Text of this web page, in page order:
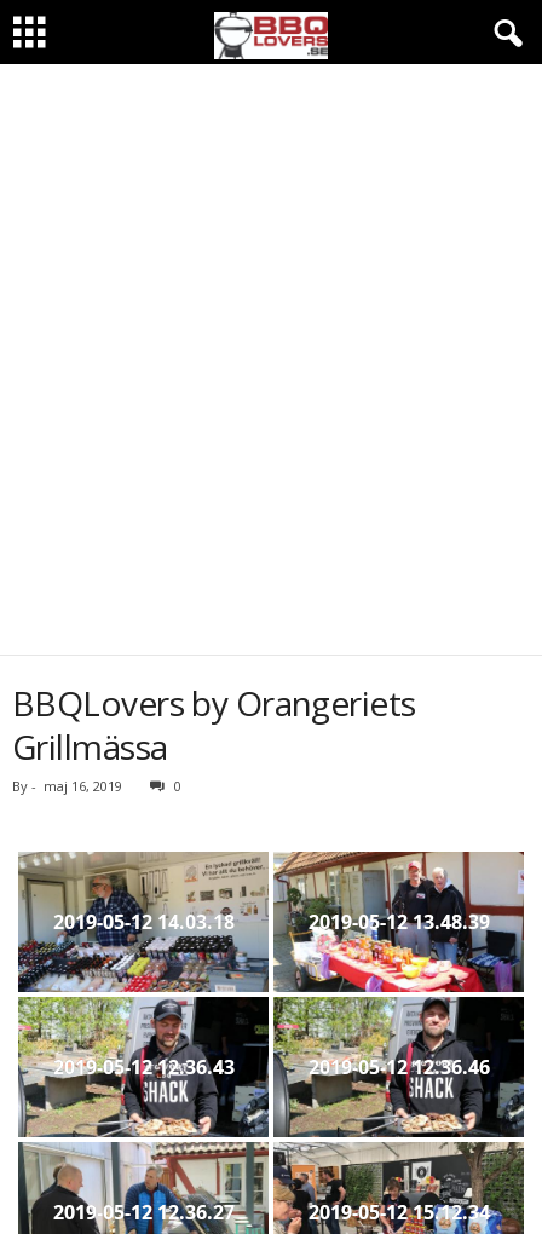
BBQLovers by Orangeriets
Grillmässa
By - maj 16, 2019 0
2019-05-12 14.03.18 2019-05-12 13.48.39
2019-05-12 12.36.43 2019-05-12 12.36.46
2019-05-12 12.36.27 2019-05-12 15.12.34